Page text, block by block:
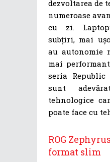
dezvoltarea de
numeroase
cu zi.
subțiri, mai
au autonomie
mai
seria Republic
sunt
tehnologice
poate face cu
ROG
format slim